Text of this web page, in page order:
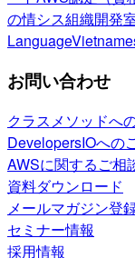
の情シス組織開発
Language
お問い合わせ
クラスメソッドへ
DevelopersIOへの
AWSに関するご相
資料ダウンロード
メールマガジン登
セミナー情報
採用情報